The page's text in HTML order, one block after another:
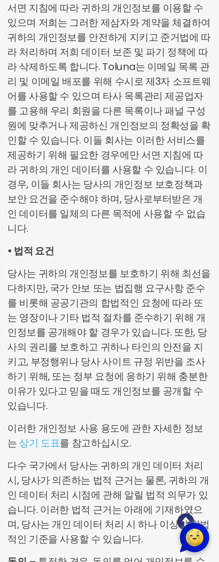
서면 지침에 따라 귀하의 개인정보를 이용할 수
있으며 저희는 그러한 제삼자와 계약을 체결하여
귀하의 개인정보를 안전하게 지키고 준거법에 따
라 처리하며 저희 데이터 보존 및 파기 정책에 따
라 삭제하도록 합니다. Toluna는 이메일 목록 관
리 및 이메일 배포를 위해 수시로 제3자 소프트웨
어를 사용할 수 있으며 타사 목록관리 제공업자
를 고용해 우리 회원을 다른 목록이나 패널 구성
원에 맞추거나 제공하신 개인정보의 정확성을 확
인할 수 있습니다. 이들 회사는 이러한 서비스를
제공하기 위해 필요한 경우에만 서면 지침에 따
라 귀하의 개인 데이터를 사용할 수 있습니다. 이
경우, 이들 회사는 당사의 개인정보 보호정책과
보안 요건을 준수해야 하며, 당사로부터받은 개
인 데이터를 일체의 다른 목적에 사용할 수 없습
니다.
• 법적 요건
당사는 귀하의 개인정보를 보호하기 위해 최선을
다하지만, 국가 안보 또는 법집행 요구사항 준수
를 비롯해 공공기관의 합법적인 요청에 따라 또
는 영장이나 기타 법적 절차를 준수하기 위해 개
인정보를 공개해야 할 경우가 있습니다. 또한, 당
사의 권리를 보호하고 귀하나 타인의 안전을 지
키고, 부정행위나 당사 사이트 규정 위반을 조사
하기 위해, 또는 정부 요청에 응하기 위해 충분한
이유가 있다고 믿을 때도 개인정보를 공개할 수
있습니다.
이러한 개인정보 사용 용도에 관한 자세한 정보
는 상기 도표를 참고하십시오.
다수 국가에서 당사는 귀하의 개인 데이터 처리
시, 당사가 의존하는 법적 근거는 물론, 귀하의 개
인 데이터 처리 시점에 관해 알릴 법적 의무가 있
습니다. 이러한 법적 근거는 아래에 기재하였으
며, 당사는 개인 데이터 처리 시 하나 이상의 합법
적인 기준을 사용할 수 있습니다.